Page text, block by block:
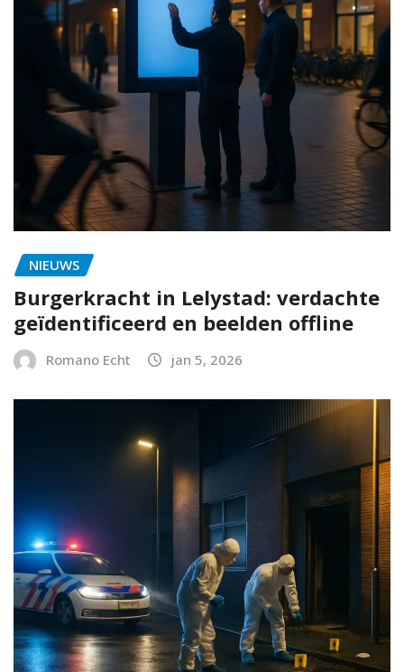
NIEUWS
Burgerkracht in Lelystad: verdachte
geïdentificeerd en beelden offline
Romano Echt jan 5, 2026